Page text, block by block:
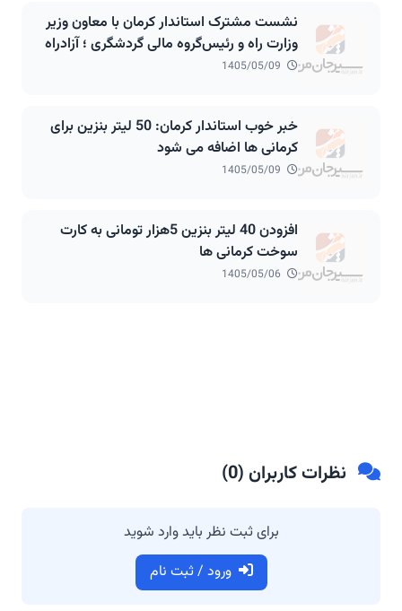
نشست مشترک استاندار کرمان با معاون وزیر
وزارت راه و رئیس‌گروه مالی گردشگری ؛ آزادراه
۲۷۰ کیلومتری انار شهربابک سیرجان باغات در
خبر خوب استاندار کرمان: 50 لیتر بنزین برای
کرمانی ها اضافه می شود
افزودن 40 لیتر بنزین 5هزار تومانی به کارت
سوخت کرمانی ها
نظرات کاربران (0
)
برای ثبت نظر باید وارد شوید
ورود / ثبت نام